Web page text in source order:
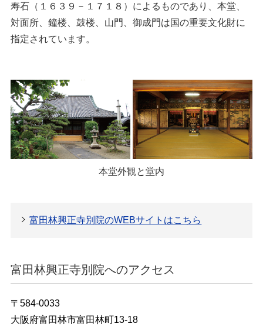
寿石（１６３９－１７１８）によるものであり、本堂、
対面所、鐘楼、鼓楼、山門、御成門は国の重要文化財に
指定されています。
本堂外観と堂内
富田林興正寺別院のWEBサイトはこちら
富田林興正寺別院へのアクセス
〒584-0033
大阪府富田林市富田林町13-18